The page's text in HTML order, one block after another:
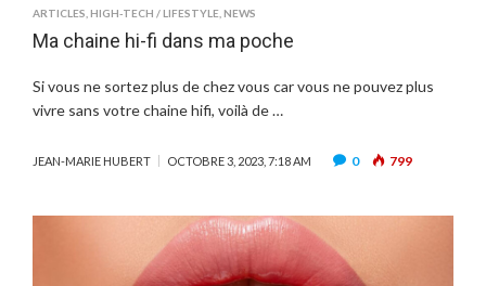
ARTICLES HIGH-TECH / LIFESTYLE NEWS
Ma chaine hi-fi dans ma poche
Si vous ne sortez plus de chez vous car vous ne pouvez plus
vivre sans votre chaine hifi, voilà de …
JEAN-MARIE HUBERT OCTOBRE 3, 2023, 7:18 AM 0 799